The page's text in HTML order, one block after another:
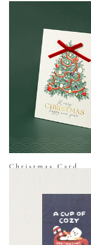
Christmas Card